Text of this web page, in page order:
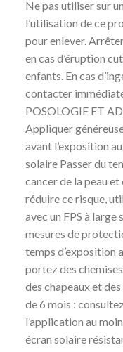
Ne pas utiliser sur
l’utilisation de ce
pour enlever.
en cas d’éruption
enfants. En cas
contacter
POSOLOGIE ET
Appliquer
avant l’exposition
solaire Passer du
cancer de la peau
réduire ce risque,
avec un FPS à large
mesures de
temps d’exposition
portez des
des chapeaux et
de 6 mois :
l’application au
écran solaire